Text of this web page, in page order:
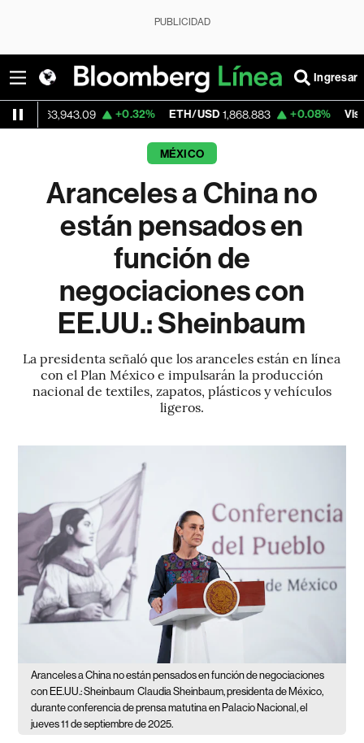
PUBLICIDAD
Ingresar
+0.32% ETH/USD 1,868.883 +0.08% Visa 365.67
MÉXICO
Aranceles a China no
están pensados en
función de
negociaciones con
EE.UU.: Sheinbaum
La presidenta señaló que los aranceles están en línea
con el Plan México e impulsarán la producción
nacional de textiles, zapatos, plásticos y vehículos
ligeros.
Aranceles a China no están pensados en función de negociaciones
con EE.UU.: Sheinbaum Claudia Sheinbaum, presidenta de México,
durante conferencia de prensa matutina en Palacio Nacional, el
jueves 11 de septiembre de 2025.